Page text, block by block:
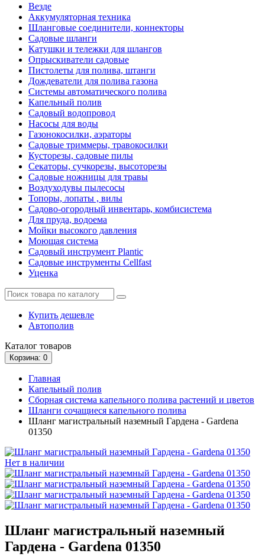
Везде
Аккумуляторная техника
Шланговые соединители, коннекторы
Садовые шланги
Катушки и тележки для шлангов
Опрыскиватели садовые
Пистолеты для полива, штанги
Дождеватели для полива газона
Системы автоматического полива
Капельный полив
Садовый водопровод
Насосы для воды
Газонокосилки, аэраторы
Садовые триммеры, травокосилки
Кусторезы, садовые пилы
Секаторы, сучкорезы, высоторезы
Садовые ножницы для травы
Воздуходувы пылесосы
Топоры, лопаты , вилы
Садово-огородный инвентарь, комбисистема
Для пруда, водоема
Мойки высокого давления
Моющая система
Садовый инструмент Plantic
Садовые инструменты Cellfast
Уценка
Купить дешевле
Автополив
Каталог товаров
Корзина: 0
Главная
Капельный полив
Сборная система капельного полива растений и цветов
Шланги сочащиеся капельного полива
Шланг магистральный наземный Гардена - Gardena
01350
Нет в наличии
Шланг магистральный наземный
Гардена - Gardena 01350